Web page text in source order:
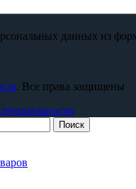
данных из
. Все права защищены
Поиск